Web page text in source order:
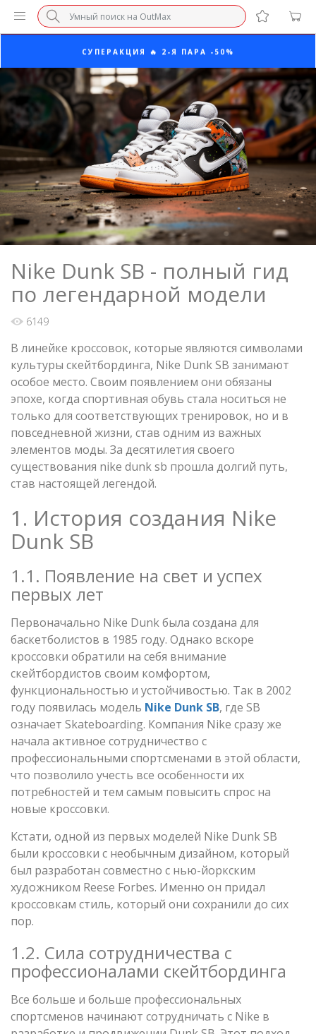
ПОСЛЕДНИЕ РАЗМЕРЫ ОТ 1500₽⚡️
СУПЕРАКЦИЯ 🔥 2-Я ПАРА -50%
БЕЗ НАЦЕНКИ МАРКЕТПЛЕЙСОВ ⚡ ВАШ РАЗМЕР
3-Я ПАРА В ПОДАРОК 🎁
ПОСЛЕДНИЕ РАЗМЕРЫ ОТ 1500₽⚡️
СУПЕРАКЦИЯ 🔥 2-Я ПАРА -50%
Nike Dunk SB - полный гид
по легендарной модели
6149
В линейке кроссовок, которые являются символами
культуры скейтбординга, Nike Dunk SB занимают
особое место. Своим появлением они обязаны
эпохе, когда спортивная обувь стала носиться не
только для соответствующих тренировок, но и в
повседневной жизни, став одним из важных
элементов моды. За десятилетия своего
существования nike dunk sb прошла долгий путь,
став настоящей легендой.
1. История создания Nike
Dunk SB
1.1. Появление на свет и успех
первых лет
Первоначально Nike Dunk была создана для
баскетболистов в 1985 году. Однако вскоре
кроссовки обратили на себя внимание
скейтбордистов своим комфортом,
функциональностью и устойчивостью. Так в 2002
году появилась модель Nike Dunk SB, где SB
означает Skateboarding. Компания Nike сразу же
начала активное сотрудничество с
профессиональными спортсменами в этой области,
что позволило учесть все особенности их
потребностей и тем самым повысить спрос на
новые кроссовки.
Кстати, одной из первых моделей Nike Dunk SB
были кроссовки с необычным дизайном, который
был разработан совместно с нью-йоркским
художником Reese Forbes. Именно он придал
кроссовкам стиль, который они сохранили до сих
пор.
1.2. Сила сотрудничества с
профессионалами скейтбординга
Все больше и больше профессиональных
спортсменов начинают сотрудничать с Nike в